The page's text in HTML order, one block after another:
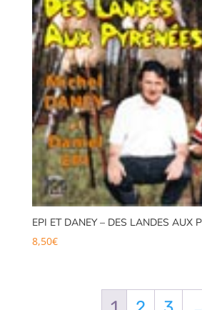
EPI ET DANEY – DES LANDES AUX
8,50€